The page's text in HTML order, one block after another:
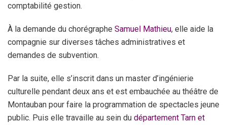
comptabilité gestion.
À la demande du chorégraphe Samuel Mathieu, elle aide la
compagnie sur diverses tâches administratives et
demandes de subvention.
Par la suite, elle s’inscrit dans un master d’ingénierie
culturelle pendant deux ans et est embauchée au théâtre de
Montauban pour faire la programmation de spectacles jeune
public. Puis elle travaille au sein du département Tarn et